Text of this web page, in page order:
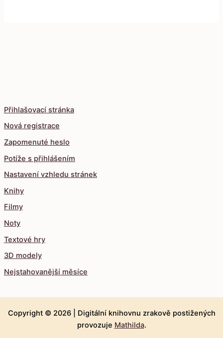
Přihlašovací stránka
Nová registrace
Zapomenuté heslo
Potíže s přihlášením
Nastavení vzhledu stránek
Knihy
Filmy
Noty
Textové hry
3D modely
Nejstahovanější měsíce
Copyright © 2026 | Digitální knihovnu zrakově postižených
provozuje Mathilda.